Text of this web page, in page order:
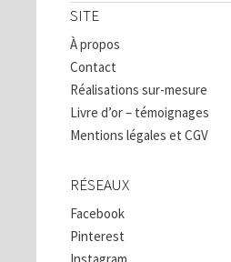
SITE
À propos
Contact
Réalisations sur-mesure
Livre d’or – témoignages
Mentions légales et CGV
RÉSEAUX
Facebook
Pinterest
Instagram